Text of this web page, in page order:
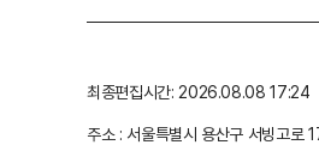
최종편집시간: 2026.08.08 17:24
주소 : 서울특별시 용산구 서빙고로